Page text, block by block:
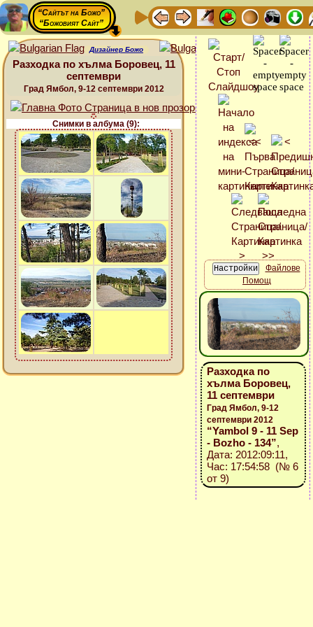
“Сайтът на Божо”
“Божовият Сайт”
Дизайнер Божо
Разходка по хълма Боровец, 11
септември
Град Ямбол, 9-12 септември 2012
Снимки в албума (9):
Файлове
Помощ
Разходка по
хълма Боровец,
11 септември
Град Ямбол, 9-12
септември 2012
“Yambol 9 - 11 Sep
- Bozho - 134”,
Дата: 2012:09:11,
Час: 17:54:58 (№ 6
от 9)